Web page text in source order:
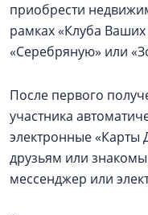
приобрести
рамках «Клуба
«Серебряную» или
После первого
участника
электронные «Карты
друзьям или
мессенджер или